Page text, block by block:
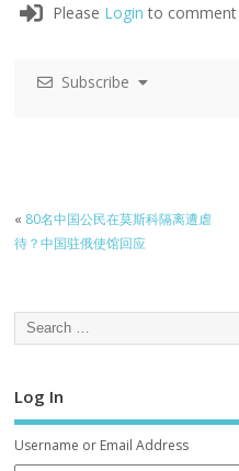
Please Login to comment
Subscribe
« 80名中国公民在莫斯科隔离遭虐
待？中国驻俄使馆回应
Log In
Username or Email Address